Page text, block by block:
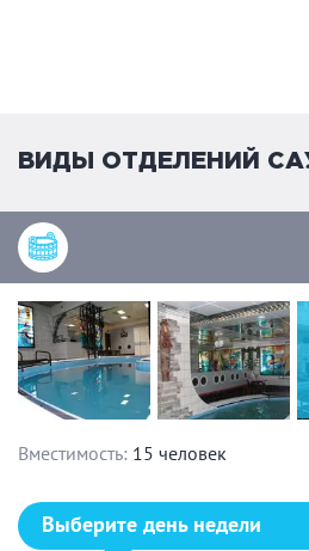
ВИДЫ ОТДЕЛЕНИЙ
Вместимость: 15 человек
Выберите день недели:
Выберите день недели